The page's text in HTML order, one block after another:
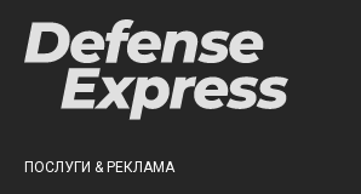
ПОСЛУГИ & РЕКЛАМА